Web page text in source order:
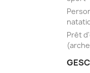
Prêt